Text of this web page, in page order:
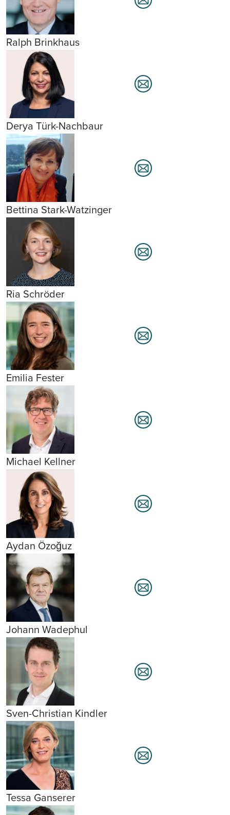
Ralph Brinkhaus
Derya Türk-Nachbaur
Bettina Stark-Watzinger
Ria Schröder
Emilia Fester
Michael Kellner
Aydan Özoğuz
Johann Wadephul
Sven-Christian Kindler
Tessa Ganserer